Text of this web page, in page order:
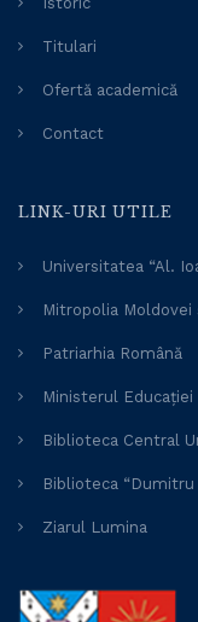
Titulari
Ofertă academică
Contact
LINK-URI UTILE
Universitatea “Al.
Mitropolia Moldovei
Patriarhia Română
Ministerul Educației
Biblioteca Central
Biblioteca “Dumitru
Ziarul Lumina